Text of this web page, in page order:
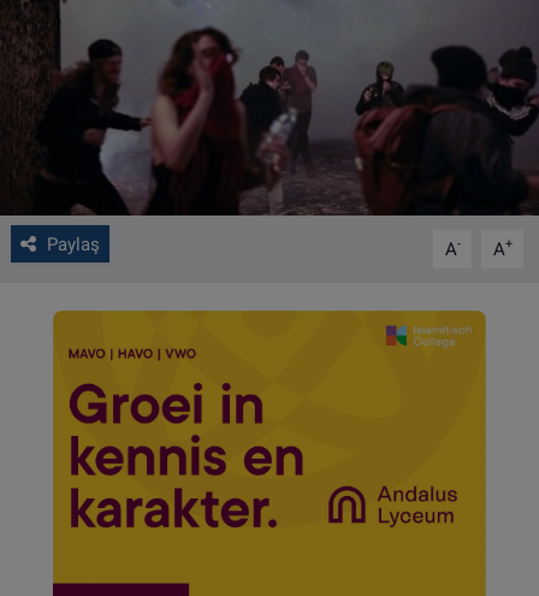
Paylaş A- A+
VIDEO GALERİ
ALGEMENE VOORWAARDEN
CONTACT
Çerez Politikası